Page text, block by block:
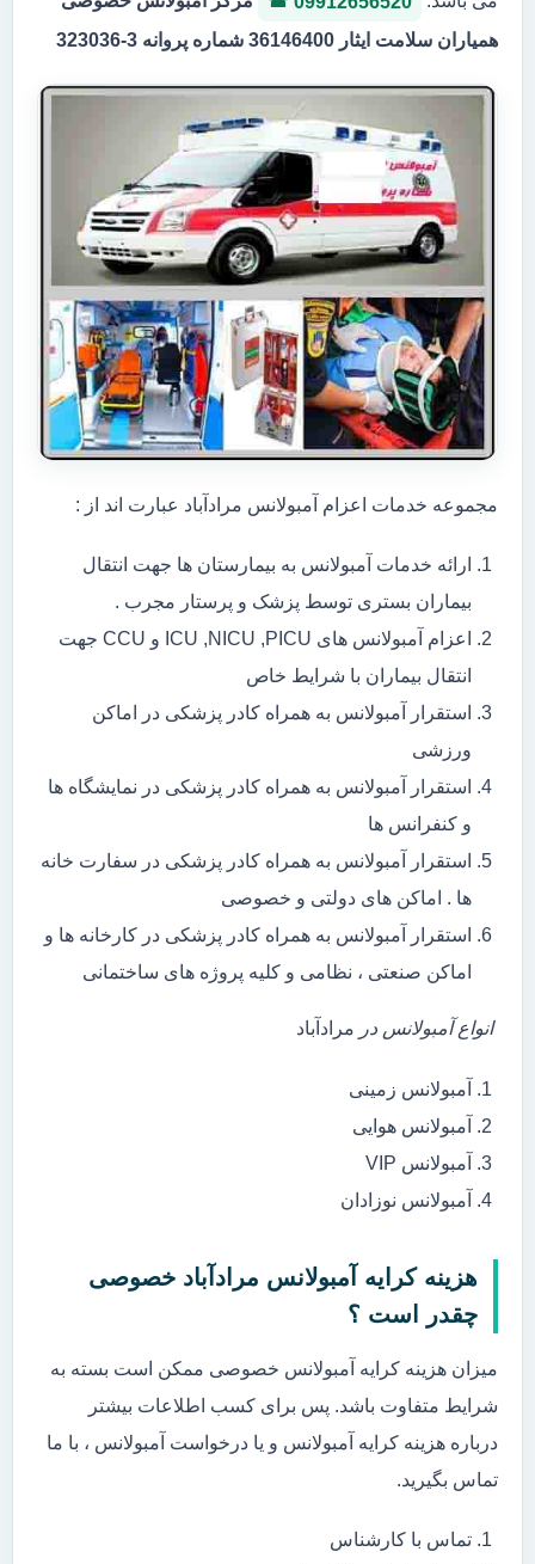
همیاران سلامت ایثار 36146400 شماره پروانه 3-323036
مجموعه خدمات اعزام آمبولانس مرادآباد عبارت اند از :
ارائه خدمات آمبولانس به بیمارستان ها جهت انتقال
بیماران بستری توسط پزشک و پرستار مجرب .
اعزام آمبولانس های ICU ,NICU ,PICU و CCU جهت
انتقال بیماران با شرایط خاص
استقرار آمبولانس به همراه کادر پزشکی در اماکن
ورزشی
استقرار آمبولانس به همراه کادر پزشکی در نمایشگاه ها
و کنفرانس ها
استقرار آمبولانس به همراه کادر پزشکی در سفارت خانه
ها . اماکن های دولتی و خصوصی
استقرار آمبولانس به همراه کادر پزشکی در کارخانه ها و
اماکن صنعتی ، نظامی و کلیه پروژه های ساختمانی
انواع آمبولانس در مرادآباد
آمبولانس زمینی
آمبولانس هوایی
آمبولانس VIP
آمبولانس نوزادان
هزینه کرایه آمبولانس مرادآباد خصوصی
چقدر است ؟
میزان هزینه کرایه آمبولانس خصوصی ممکن است بسته به
شرایط متفاوت باشد. پس برای کسب اطلاعات بیشتر
درباره هزینه کرایه آمبولانس و یا درخواست آمبولانس ، با ما
تماس بگیرید.
تماس با کارشناس